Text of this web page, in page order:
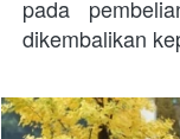
pada
dikembalikan